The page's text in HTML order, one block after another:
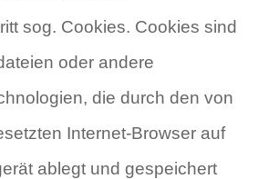
sog. Cookies. Cookies sind
oder andere
die durch den von
Internet-Browser auf
ablegt und gespeichert